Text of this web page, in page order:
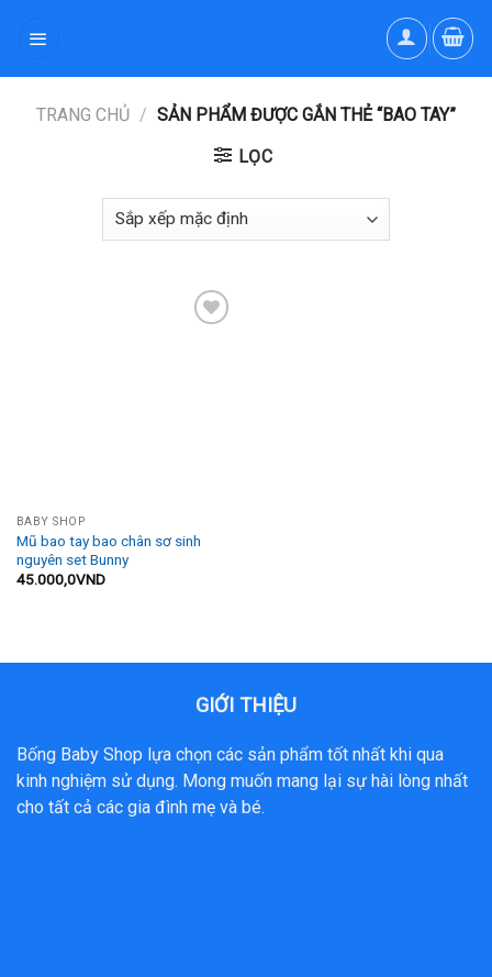
TRANG CHỦ / SẢN PHẨM ĐƯỢC GẮN THẺ “BAO TAY”
LỌC
BABY SHOP
Mũ bao tay bao chân sơ sinh
nguyên set Bunny
45.000,0VND
GIỚI THIỆU
Bống Baby Shop lựa chọn các sản phẩm tốt nhất khi qua
kinh nghiệm sử dụng. Mong muốn mang lại sự hài lòng nhất
cho tất cả các gia đình mẹ và bé.